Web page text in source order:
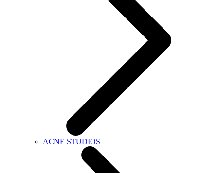
ACNE STUDIOS